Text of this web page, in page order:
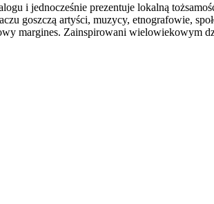
i jednocześnie prezentuje lokalną
goszczą artyści, muzycy, etnografowie,
margines. Zainspirowani wielowiekowym